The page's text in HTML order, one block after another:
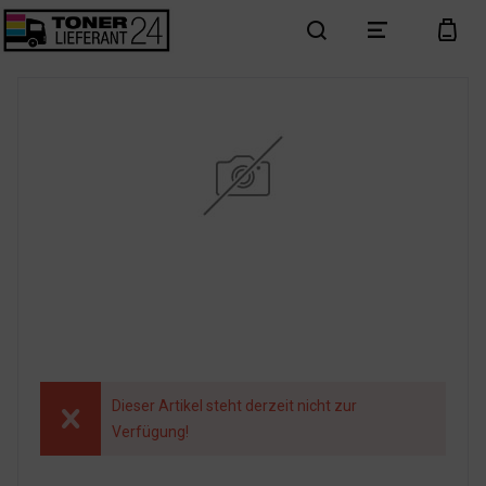
search menu cart
Dieser Artikel steht derzeit nicht zur
Verfügung!